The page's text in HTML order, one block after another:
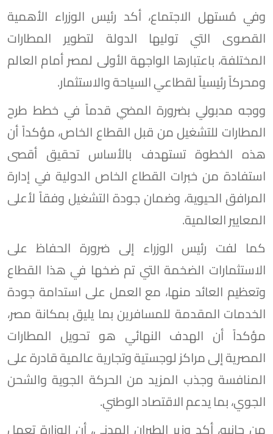
وفي مُستهل الاجتماع، أكد رئيس الوزراء الأهمية
القصوى التي توليها الدولة لتطوير المطارات
المختلفة، باعتبارها الواجهة الأولى لمصر أمام العالم
ومحركاً رئيسياً لقطاعي السياحة والاستثمار.
ووجه مدبولي بضرورة المضي قدماً في خطط طرح
المطارات للتشغيل من قبل القطاع الخاص، مؤكداً أن
هذه الخطوة تستهدف بالأساس تحقيق أقصى
استفادة من خبرات القطاع الخاص الدولية في إدارة
المرافق الحيوية، وضمان جودة التشغيل وفقاً لأعلى
المعايير العالمية.
كما لفت رئيس الوزراء إلى ضرورة الحفاظ على
الاستثمارات الضخمة التي تم ضخها في هذا القطاع
وتعظيم العائد منها، مع العمل على استدامة جودة
الخدمات المقدمة للمسافرين بما يليق بمكانة مصر،
مؤكداً أن الهدف النهائي هو تحويل المطارات
المصرية إلى مراكز لوجستية وتجارية عالمية قادرة على
المنافسة وجذب المزيد من الحركة الجوية والشحن
الجوي، بما يدعم الاقتصاد الوطني.
من جانبه، أكد وزير الطيران المدني، أن الوزارة تعمل